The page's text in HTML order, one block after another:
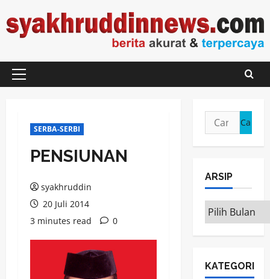
to
content
Primary
SERBA-SERBI
PENSIUNAN
syakhruddin
20 Juli 2014
3 minutes read
0
Cari
untuk:
ARSIP
ARSIP
KATEGORI